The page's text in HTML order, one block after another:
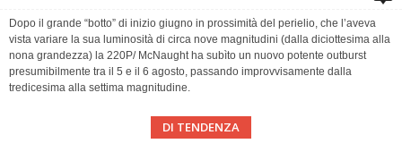
Dopo il grande “botto” di inizio giugno in prossimità del perielio, che l’aveva
vista variare la sua luminosità di circa nove magnitudini (dalla diciottesima alla
nona grandezza) la 220P/ McNaught ha subìto un nuovo potente outburst
presumibilmente tra il 5 e il 6 agosto, passando improvvisamente dalla
tredicesima alla settima magnitudine.
DI TENDENZA